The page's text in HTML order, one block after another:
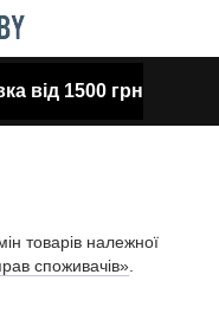
від 1500 грн
товарів належної
споживачів»